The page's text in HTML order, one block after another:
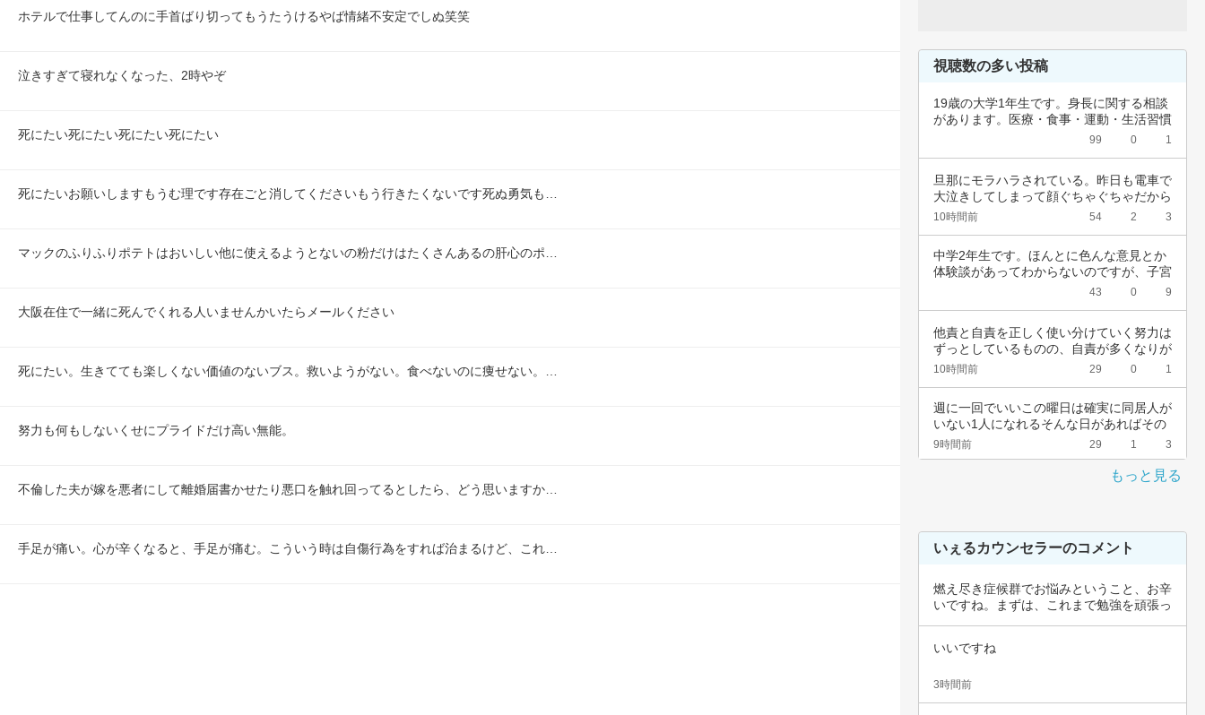
ホテルで仕事してんのに手首ばり切ってもうたうけるやば情緒不安定でしぬ笑笑
泣きすぎて寝れなくなった、2時やぞ
死にたい死にたい死にたい死にたい
死にたいお願いしますもうむ理です存在ごと消してくださいもう行きたくないです死ぬ勇気も…
マックのふりふりポテトはおいしい他に使えるようとないの粉だけはたくさんあるの肝心のポ…
大阪在住で一緒に死んでくれる人いませんかいたらメールください
死にたい。生きてても楽しくない価値のないブス。救いようがない。食べないのに痩せない。…
努力も何もしないくせにプライドだけ高い無能。
不倫した夫が嫁を悪者にして離婚届書かせたり悪口を触れ回ってるとしたら、どう思いますか…
手足が痛い。心が辛くなると、手足が痛む。こういう時は自傷行為をすれば治まるけど、これ…
視聴数の多い投稿
19歳の大学1年生です。身長に関する相談
があります。医療・食事・運動・生活習慣
99 0 1
旦那にモラハラされている。昨日も電車で
大泣きしてしまって顔ぐちゃぐちゃだから
会社休ん…
10時間前 54 2 3
中学2年生です。ほんとに色んな意見とか
体験談があってわからないのですが、子宮
43 0 9
他責と自責を正しく使い分けていく努力は
ずっとしているものの、自責が多くなりが
ちなんで…
10時間前 29 0 1
週に一回でいいこの曜日は確実に同居人が
いない1人になれるそんな日があればその
日だけを…
9時間前 29 1 3
もっと見る
いぇるカウンセラーのコメント
燃え尽き症候群でお悩みということ、お辛
いですね。まずは、これまで勉強を頑張っ
いいですね
3時間前